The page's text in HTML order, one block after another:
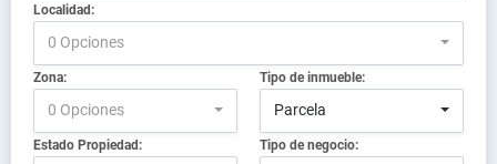
Localidad:
0 Opciones
Zona:
0 Opciones
Tipo de inmueble:
Parcela
Estado Propiedad: Tipo de negocio: